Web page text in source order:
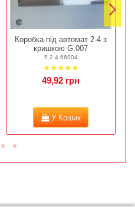
Коробка під автомат 2-4 з
кришкою G.007
5.2.4.66004
49,92 грн
У Кошик